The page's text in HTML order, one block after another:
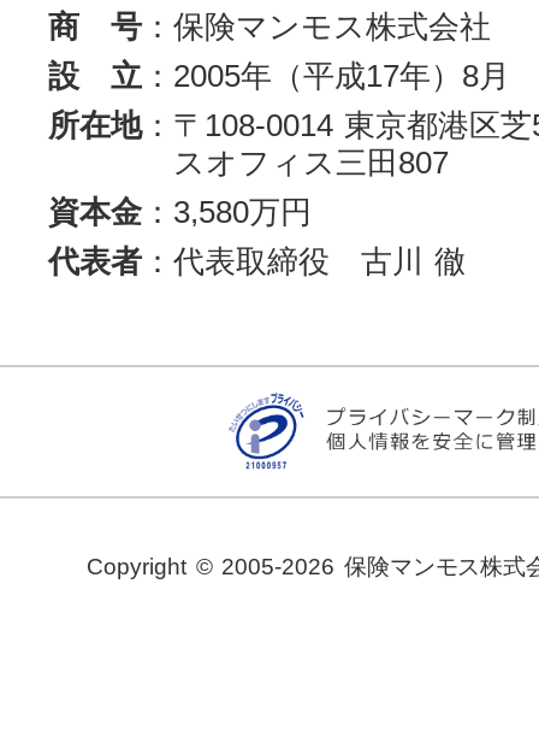
商 号：保険マンモス株式会社
設 立：2005年（平成17年）8月
所在地：〒108-0014 東京都港区
スオフィス三田807
資本金：3,580万円
代表者：代表取締役 古川 徹
Copyright © 2005-2026 保険マンモス株式